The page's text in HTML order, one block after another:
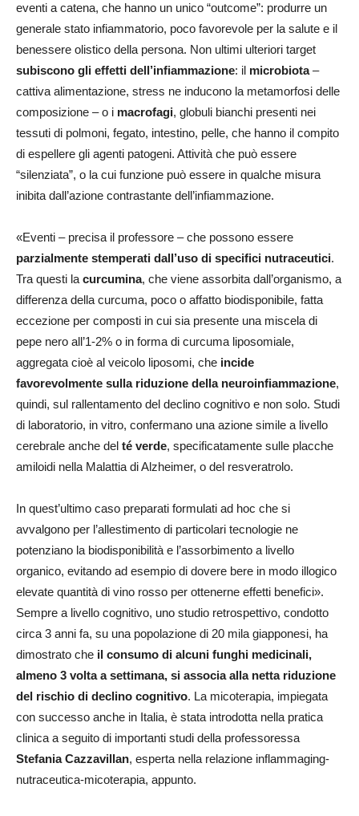
eventi a catena, che hanno un unico “outcome”: produrre un
generale stato infiammatorio, poco favorevole per la salute e il
benessere olistico della persona. Non ultimi ulteriori target
subiscono gli effetti dell’infiammazione: il microbiota–
cattiva alimentazione, stress ne inducono la metamorfosi delle
composizione – o i macrofagi, globuli bianchi presenti nei
tessuti di polmoni, fegato, intestino, pelle, che hanno il compito
di espellere gli agenti patogeni. Attività che può essere
“silenziata”, o la cui funzione può essere in qualche misura
inibita dall’azione contrastante dell’infiammazione.
«Eventi – precisa il professore – che possono essere
parzialmente stemperati dall’uso di specifici nutraceutici.
Tra questi la curcumina, che viene assorbita dall’organismo, a
differenza della curcuma, poco o affatto biodisponibile, fatta
eccezione per composti in cui sia presente una miscela di
pepe nero all’1-2% o in forma di curcuma liposomiale,
aggregata cioè al veicolo liposomi, che incide
favorevolmente sulla riduzione della neuroinfiammazione,
quindi, sul rallentamento del declino cognitivo e non solo. Studi
di laboratorio, in vitro, confermano una azione simile a livello
cerebrale anche del té verde, specificatamente sulle placche
amiloidi nella Malattia di Alzheimer, o del resveratrolo.
In quest’ultimo caso preparati formulati ad hoc che si
avvalgono per l’allestimento di particolari tecnologie ne
potenziano la biodisponibilità e l’assorbimento a livello
organico, evitando ad esempio di dovere bere in modo illogico
elevate quantità di vino rosso per ottenerne effetti benefici».
Sempre a livello cognitivo, uno studio retrospettivo, condotto
circa 3 anni fa, su una popolazione di 20 mila giapponesi, ha
dimostrato che il consumo di alcuni funghi medicinali,
almeno 3 volta a settimana, si associa alla netta riduzione
del rischio di declino cognitivo. La micoterapia, impiegata
con successo anche in Italia, è stata introdotta nella pratica
clinica a seguito di importanti studi della professoressa
Stefania Cazzavillan, esperta nella relazione inflammaging-
nutraceutica-micoterapia, appunto.